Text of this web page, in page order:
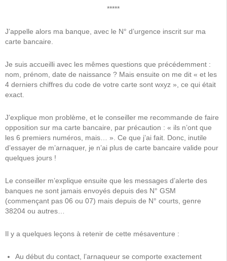
*****
J’appelle alors ma banque, avec le N° d’urgence inscrit sur ma
carte bancaire.
Je suis accueilli avec les mêmes questions que précédemment :
nom, prénom, date de naissance ? Mais ensuite on me dit « et les
4 derniers chiffres du code de votre carte sont wxyz », ce qui était
exact.
J’explique mon problème, et le conseiller me recommande de faire
opposition sur ma carte bancaire, par précaution : « ils n’ont que
les 6 premiers numéros, mais… ». Ce que j’ai fait. Donc, inutile
d’essayer de m’arnaquer, je n’ai plus de carte bancaire valide pour
quelques jours !
Le conseiller m’explique ensuite que les messages d’alerte des
banques ne sont jamais envoyés depuis des N° GSM
(commençant pas 06 ou 07) mais depuis de N° courts, genre
38204 ou autres…
Il y a quelques leçons à retenir de cette mésaventure :
Au début du contact, l’arnaqueur se comporte exactement